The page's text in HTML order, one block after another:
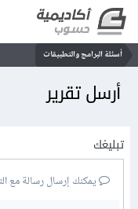
أسئلة البرامج والتطبيقات
أرسل تقرير
تبليغك
يمكنك إرسال رسالة مع